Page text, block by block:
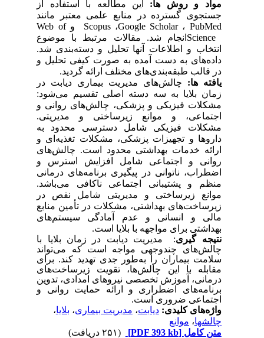
مواد و روش ها:این مطالعه با استفاده از
جستجوی گسترده در منابع علمی معتبر مانند
PubMed ،Google Scholar،Scopus و
Web of
Scienceانجام شد. مقالات مرتبط با موضوع
انتخاب و اطلاعات آنها تحلیل و دسته‌بندی شد.
داده‌های به دست آمده به صورت کیفی تحلیل و
در قالب طبقه‌بندی‌های مختلف ارائه گردید.
یافته ها:چالش‌های مدیریت بیماری دیابت در
زمان بلایا به سه دسته اصلی تقسیم می‌شود:
مشکلات فیزیکی و پزشکی، چالش‌های روانی و
اجتماعی، و موانع زیرساختی و مدیریتی.
مشکلات فیزیکی شامل دسترسی محدود به
داروها و تجهیزات پزشکی، مشکلات تغذیه‌ای و
ارائه خدمات بهداشتی محدود است. چالش‌های
روانی و اجتماعی شامل افزایش استرس و
اضطراب، ناتوانی در پیگیری برنامه‌های درمانی
منظم و پشتیبانی اجتماعی ناکافی می‌باشد.
موانع زیرساختی و مدیریتی شامل نقص در
زیرساخت‌های بهداشتی، مشکلات در تأمین منابع
مالی و انسانی و عدم آمادگی سیستم‌های
بهداشتی برای مواجهه با بلایا است.
نتیجه گیری: مدیریت دیابت در زمان بلایا با
چالش‌های چندوجهی مواجه است که می‌تواند
سلامت بیماران را به‌طور جدی تهدید کند. برای
مقابله با این چالش‌ها، تقویت زیرساخت‌های
درمانی، آموزش تخصصی نیروهای امدادی، تدوین
برنامه‌های اضطراری و ارائه حمایت روانی و
اجتماعی ضروری است.
واژه‌های کلیدی:دیابت،مدیریت بیماری،بلایا،
چالشها،موانع
متن کامل[PDF 393 kb]